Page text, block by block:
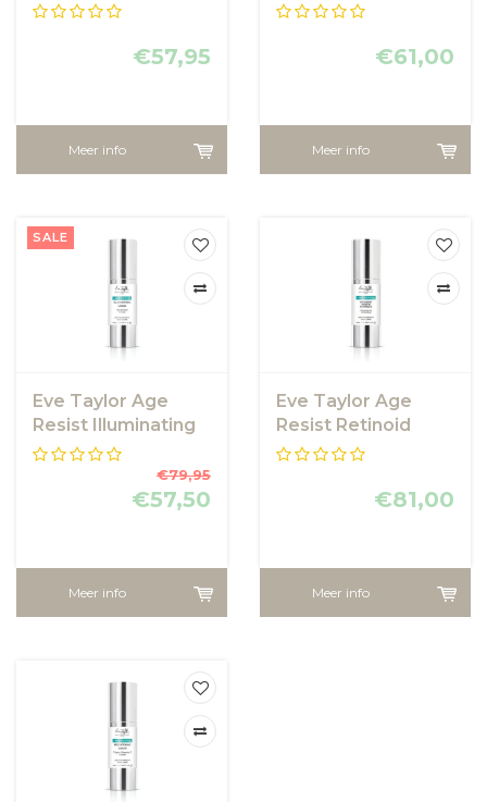
Minimising serum
€57,95
Meer info
Serum
€61,00
Meer info
SALE
Eve Taylor Age
Resist Illuminating
Serum
€79,95
€57,50
Meer info
Eve Taylor Age
Resist Retinoid
Renew Complex
€81,00
Meer info